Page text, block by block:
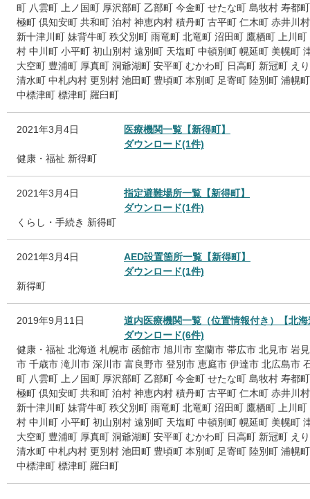
町 八雲町 上ノ国町 厚沢部町 乙部町 今金町 せたな町 島牧村 寿都町
極町 倶知安町 共和町 泊村 神恵内村 積丹町 古平町 仁木町 赤井川村
新十津川町 妹背牛町 秩父別町 雨竜町 北竜町 沼田町 鷹栖町
上川町
村 中川町 小平町 初山別村 遠別町 天塩町 中頓別町 幌延町 美幌町
大空町 豊浦町 厚真町 洞爺湖町 安平町 むかわ町 日高町 新冠町 え
清水町 中札内村 更別村 池田町 豊頃町 本別町 足寄町 陸別町 浦幌町
中標津町 標津町 羅臼町
2021年3月4日
医療機関一覧【新得町】
ダウンロード(1件)
健康・福祉 新得町
2021年3月4日
指定避難場所一覧【新得町】
ダウンロード(1件)
くらし・手続き 新得町
2021年3月4日
AED設置箇所一覧【新得町】
ダウンロード(1件)
新得町
2019年9月11日
道内医療機関一覧（位置情報付き）【北海
ダウンロード(6件)
健康・福祉 北海道 札幌市 函館市 旭川市 室蘭市 帯広市 北見市 岩
市 千歳市 滝川市 深川市 富良野市 登別市 恵庭市 伊達市 北広島市
町 八雲町 上ノ国町 厚沢部町 乙部町 今金町 せたな町 島牧村 寿都町
極町 倶知安町 共和町 泊村 神恵内村 積丹町 古平町 仁木町 赤井川村
新十津川町 妹背牛町 秩父別町 雨竜町 北竜町 沼田町 鷹栖町
上川町
村 中川町 小平町 初山別村 遠別町 天塩町 中頓別町 幌延町 美幌町
大空町 豊浦町 厚真町 洞爺湖町 安平町 むかわ町 日高町 新冠町 え
清水町 中札内村 更別村 池田町 豊頃町 本別町 足寄町 陸別町 浦幌町
中標津町 標津町 羅臼町